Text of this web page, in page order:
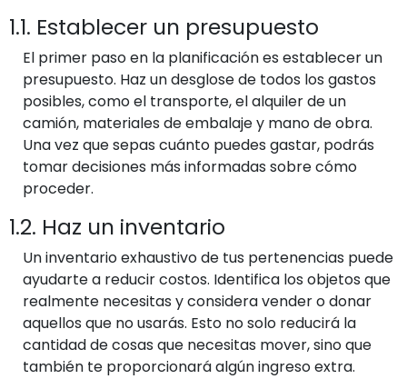
1.1. Establecer un presupuesto
El primer paso en la planificación es establecer un
presupuesto. Haz un desglose de todos los gastos
posibles, como el transporte, el alquiler de un
camión, materiales de embalaje y mano de obra.
Una vez que sepas cuánto puedes gastar, podrás
tomar decisiones más informadas sobre cómo
proceder.
1.2. Haz un inventario
Un inventario exhaustivo de tus pertenencias puede
ayudarte a reducir costos. Identifica los objetos que
realmente necesitas y considera vender o donar
aquellos que no usarás. Esto no solo reducirá la
cantidad de cosas que necesitas mover, sino que
también te proporcionará algún ingreso extra.